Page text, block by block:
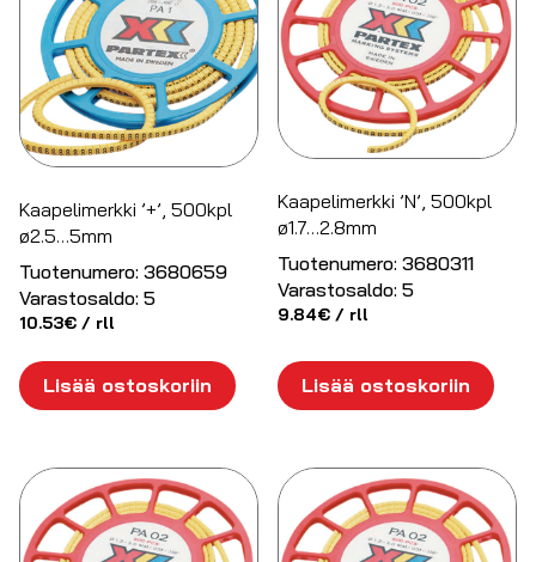
Kaapelimerkki ’+’, 500kpl
ø2.5…5mm
Tuotenumero: 3680659
Varastosaldo: 5
10.53€ / rll
Lisää ostoskoriin
Kaapelimerkki ’N’, 500kpl
ø1.7…2.8mm
Tuotenumero: 3680311
Varastosaldo: 5
9.84€ / rll
Lisää ostoskoriin